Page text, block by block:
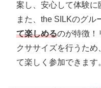
案し、安心して体験に
また、the SILKのグル
て楽しめるのが特徴！
クササイズを行うた
て楽しく参加できます